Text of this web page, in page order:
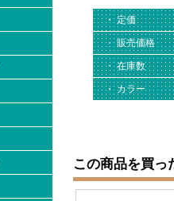
・ 定価
・ 販売価格
・ 在庫数
・ カラー
この商品を買っ